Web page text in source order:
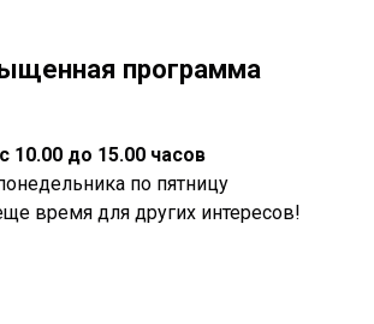
программа
с 10.00 до 15.00 часов
по пятницу
время для других интересов!